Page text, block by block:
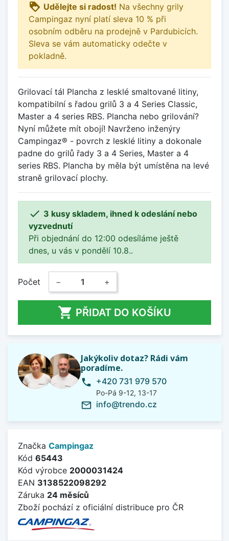
loyalty Udělejte si radost! Na všechny grily
Campingaz nyní platí sleva 10 % při
osobním odběru na prodejně v Pardubicích.
Sleva se vám automaticky odečte v
pokladně.
Grilovací tál Plancha z lesklé smaltované litiny,
kompatibilní s řadou grilů 3 a 4 Series Classic,
Master a 4 series RBS. Plancha nebo grilování?
Nyní můžete mít obojí! Navrženo inženýry
Campingaz® - povrch z lesklé litiny a dokonale
padne do grilů řady 3 a 4 Series, Master a 4
series RBS. Plancha by měla být umístěna na levé
straně grilovací plochy.
 3 kusy skladem, ihned k odeslání nebo
vyzvednutí
Při objednání do 12:00 odesíláme ještě
dnes, u vás v pondělí 10.8..
Počet − +
 PŘIDAT DO KOŠÍKU
Jakýkoliv dotaz? Rádi vám
poradíme.
phone +420 731 979 570
Po-Pá 9-12, 13-17
mail_outline info@trendo.cz
Značka Campingaz
Kód 65443
Kód výrobce 2000031424
EAN 3138522098292
Záruka 24 měsíců
Zboží pochází z oficiální distribuce pro ČR